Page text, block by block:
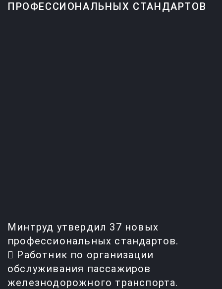
ПРОФЕССИОНАЛЬНЫХ СТАНДАРТОВ
Минтруд утвердил 37 новых
профессиональных стандартов.
 Работник по организации
обслуживания пассажиров
железнодорожного транспорта.